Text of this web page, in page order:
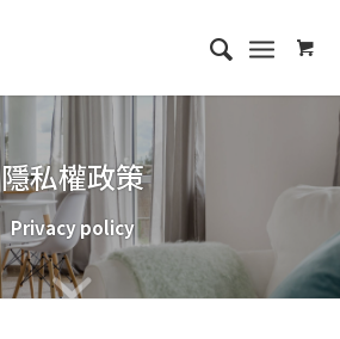
隱私權政策
Privacy policy